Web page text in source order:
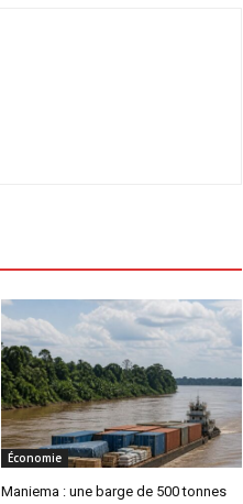
Économie
Maniema : une barge de 500 tonnes